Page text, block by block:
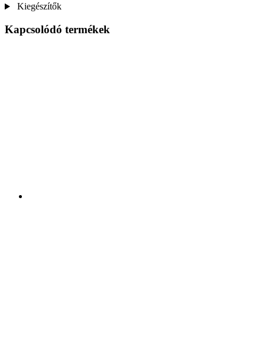
Kiegészítők
Kapcsolódó termékek